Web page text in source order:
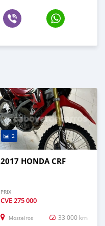
2
2017 HONDA CRF
PRIX
CVE275 000
Mosteiros 33 000 km